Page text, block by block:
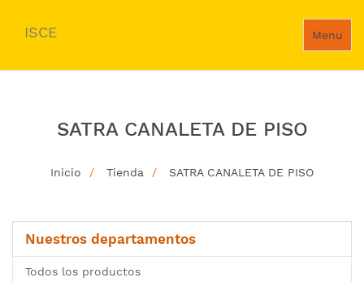
Menu
ISCE
SATRA CANALETA DE PISO
Inicio Tienda SATRA CANALETA DE PISO
Nuestros departamentos
Todos los productos